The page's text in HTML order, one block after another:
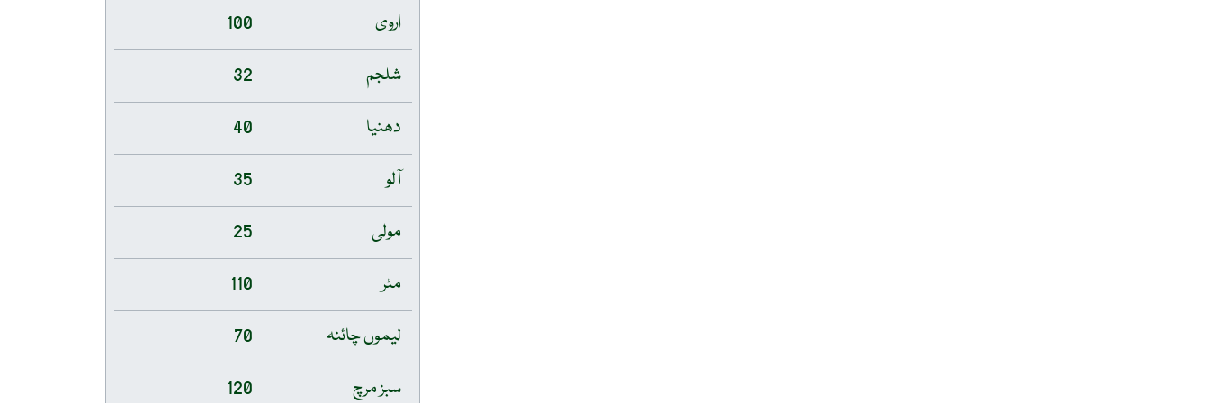
اروی
100
شلجم
32
دھنیا
40
آلو
35
مولی
25
مٹر
110
لیموں چائنہ
70
سبز مرچ
120